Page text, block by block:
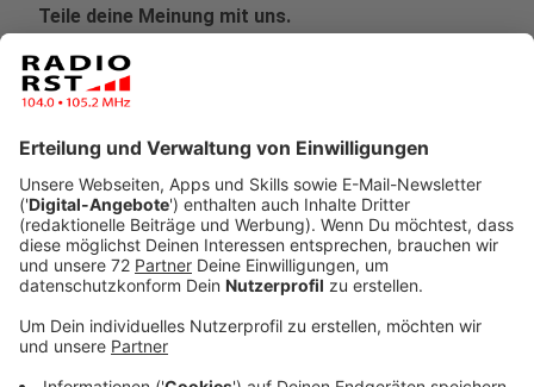
Teile deine Meinung mit uns.
Veröffentlicht:
Thema diese Woche: Wassersportverbot am
Torfmoorsee
Anzeige